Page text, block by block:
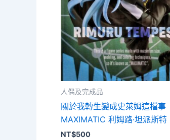
人偶及完成品
關於我轉生變成史萊姆這檔事
MAXIMATIC 利姆路·坦派斯特
NT$500